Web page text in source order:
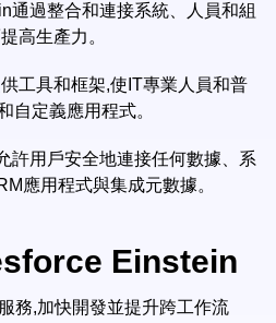
通過整合和連接系統、人員和組
高生產力。
工具和框架,使IT專業人員和普
自定義應用程式。
許用戶安全地連接任何數據、系
應用程式與集成元數據。
Einstein
務,加快開發並提升跨工作流